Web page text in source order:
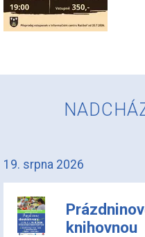
19. srpna 2026
knihovnou